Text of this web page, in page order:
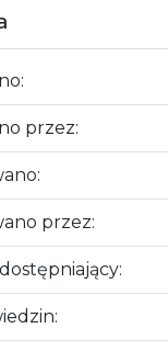
przez:
przez: